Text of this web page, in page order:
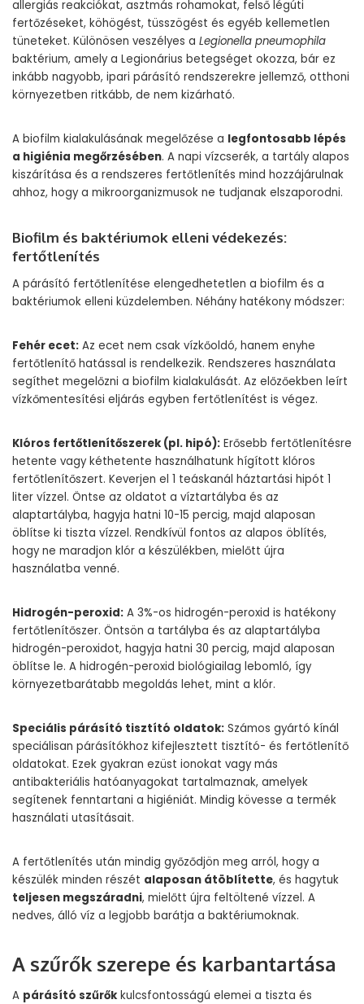
allergiás reakciókat, asztmás rohamokat, felső légúti
fertőzéseket, köhögést, tüsszögést és egyéb kellemetlen
tüneteket. Különösen veszélyes a Legionella pneumophila
baktérium, amely a Legionárius betegséget okozza, bár ez
inkább nagyobb, ipari párásító rendszerekre jellemző, otthoni
környezetben ritkább, de nem kizárható.
A biofilm kialakulásának megelőzése a legfontosabb lépés
a higiénia megőrzésében. A napi vízcserék, a tartály alapos
kiszárítása és a rendszeres fertőtlenítés mind hozzájárulnak
ahhoz, hogy a mikroorganizmusok ne tudjanak elszaporodni.
Biofilm és baktériumok elleni védekezés:
fertőtlenítés
A párásító fertőtlenítése elengedhetetlen a biofilm és a
baktériumok elleni küzdelemben. Néhány hatékony módszer:
Fehér ecet: Az ecet nem csak vízkőoldó, hanem enyhe
fertőtlenítő hatással is rendelkezik. Rendszeres használata
segíthet megelőzni a biofilm kialakulását. Az előzőekben leírt
vízkőmentesítési eljárás egyben fertőtlenítést is végez.
Klóros fertőtlenítőszerek (pl. hipó): Erősebb fertőtlenítésre
hetente vagy kéthetente használhatunk hígított klóros
fertőtlenítőszert. Keverjen el 1 teáskanál háztartási hipót 1
liter vízzel. Öntse az oldatot a víztartályba és az
alaptartályba, hagyja hatni 10-15 percig, majd alaposan
öblítse ki tiszta vízzel. Rendkívül fontos az alapos öblítés,
hogy ne maradjon klór a készülékben, mielőtt újra
használatba venné.
Hidrogén-peroxid: A 3%-os hidrogén-peroxid is hatékony
fertőtlenítőszer. Öntsön a tartályba és az alaptartályba
hidrogén-peroxidot, hagyja hatni 30 percig, majd alaposan
öblítse le. A hidrogén-peroxid biológiailag lebomló, így
környezetbarátabb megoldás lehet, mint a klór.
Speciális párásító tisztító oldatok: Számos gyártó kínál
speciálisan párásítókhoz kifejlesztett tisztító- és fertőtlenítő
oldatokat. Ezek gyakran ezüst ionokat vagy más
antibakteriális hatóanyagokat tartalmaznak, amelyek
segítenek fenntartani a higiéniát. Mindig kövesse a termék
használati utasításait.
A fertőtlenítés után mindig győződjön meg arról, hogy a
készülék minden részét alaposan átöblítette, és hagytuk
teljesen megszáradni, mielőtt újra feltöltené vízzel. A
nedves, álló víz a legjobb barátja a baktériumoknak.
A szűrők szerepe és karbantartása
A párásító szűrők kulcsfontosságú elemei a tiszta és